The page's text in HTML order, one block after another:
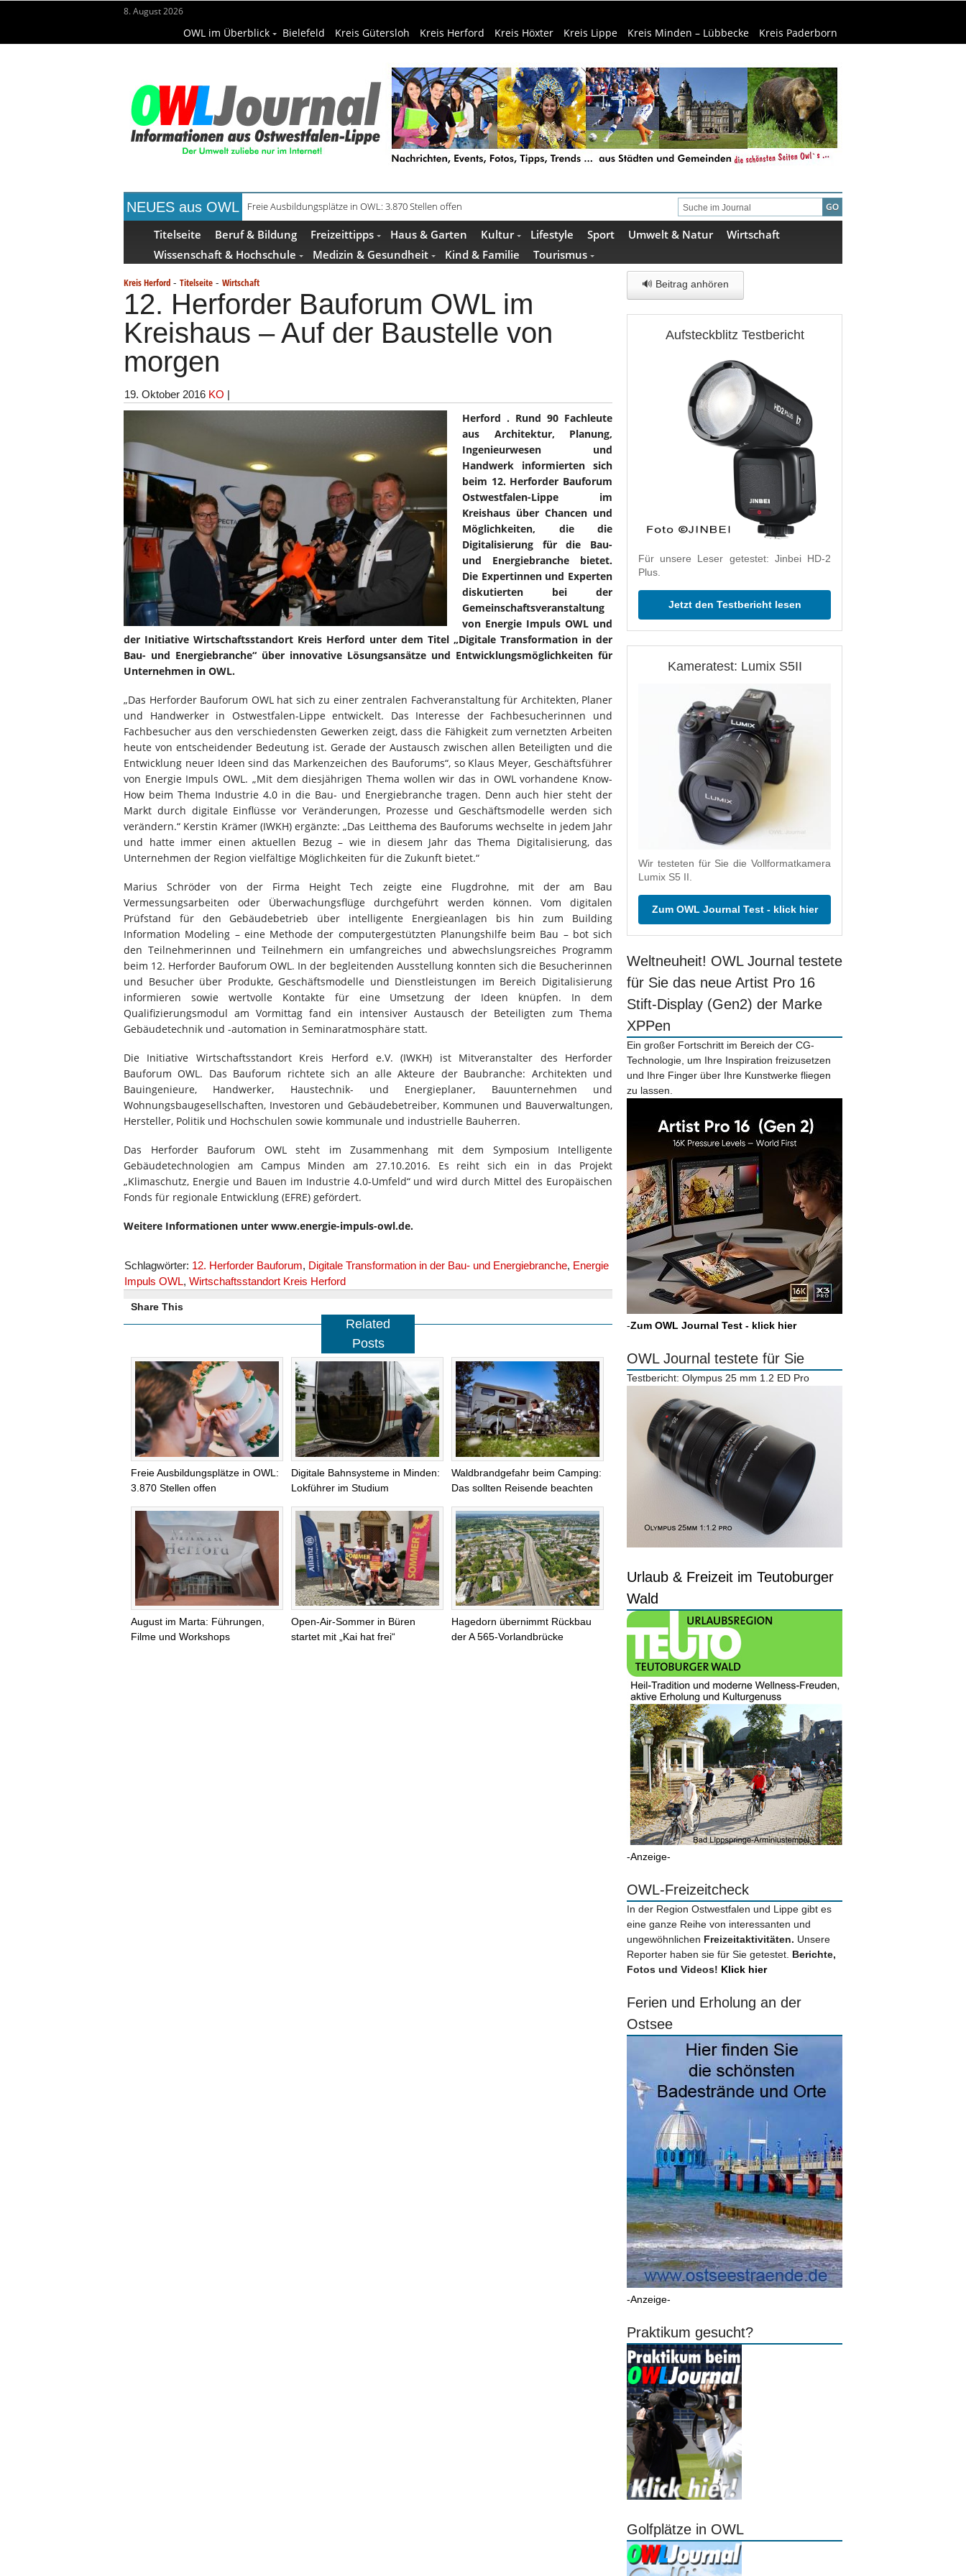
8. August 2026
OWL im Überblick Bielefeld Kreis Gütersloh Kreis Herford Kreis Höxter Kreis Lippe Kreis Minden – Lübbecke Kreis Paderborn
NEUES aus OWL Recyclingpapier in Küche und Bad schont Ressourcen
Titelseite Beruf & Bildung Freizeittipps Haus & Garten Kultur Lifestyle Sport Umwelt & Natur
Wirtschaft
Wissenschaft & Hochschule
Medizin & Gesundheit Kind & Familie Tourismus
Kreis Herford - Titelseite - Wirtschaft
12. Herforder Bauforum OWL im
Kreishaus – Auf der Baustelle von
morgen
19. Oktober 2016 KO |
Herford . Rund 90 Fachleute
aus Architektur, Planung,
Ingenieurwesen und
Handwerk informierten sich
beim 12. Herforder Bauforum
Ostwestfalen-Lippe im
Kreishaus über Chancen und
Möglichkeiten, die die
Digitalisierung für die Bau-
und Energiebranche bietet.
Die Expertinnen und Experten
diskutierten bei der
Gemeinschaftsveranstaltung
von Energie Impuls OWL und
der Initiative Wirtschaftsstandort Kreis Herford unter dem Titel „Digitale Transformation in der
Bau- und Energiebranche“ über innovative Lösungsansätze und Entwicklungsmöglichkeiten für
Unternehmen in OWL.
„Das Herforder Bauforum OWL hat sich zu einer zentralen Fachveranstaltung für Architekten, Planer
und Handwerker in Ostwestfalen-Lippe entwickelt. Das Interesse der Fachbesucherinnen und
Fachbesucher aus den verschiedensten Gewerken zeigt, dass die Fähigkeit zum vernetzten Arbeiten
heute von entscheidender Bedeutung ist. Gerade der Austausch zwischen allen Beteiligten und die
Entwicklung neuer Ideen sind das Markenzeichen des Bauforums“, so Klaus Meyer, Geschäftsführer
von Energie Impuls OWL. „Mit dem diesjährigen Thema wollen wir das in OWL vorhandene Know-
How beim Thema Industrie 4.0 in die Bau- und Energiebranche tragen. Denn auch hier steht der
Markt durch digitale Einflüsse vor Veränderungen, Prozesse und Geschäftsmodelle werden sich
verändern.“ Kerstin Krämer (IWKH) ergänzte: „Das Leitthema des Bauforums wechselte in jedem Jahr
und hatte immer einen aktuellen Bezug – wie in diesem Jahr das Thema Digitalisierung, das
Unternehmen der Region vielfältige Möglichkeiten für die Zukunft bietet.“
Marius Schröder von der Firma Height Tech zeigte eine Flugdrohne, mit der am Bau
Vermessungsarbeiten oder Überwachungsflüge durchgeführt werden können. Vom digitalen
Prüfstand für den Gebäudebetrieb über intelligente Energieanlagen bis hin zum Building
Information Modeling – eine Methode der computergestützten Planungshilfe beim Bau – bot sich
den Teilnehmerinnen und Teilnehmern ein umfangreiches und abwechslungsreiches Programm
beim 12. Herforder Bauforum OWL. In der begleitenden Ausstellung konnten sich die Besucherinnen
und Besucher über Produkte, Geschäftsmodelle und Dienstleistungen im Bereich Digitalisierung
informieren sowie wertvolle Kontakte für eine Umsetzung der Ideen knüpfen. In dem
Qualifizierungsmodul am Vormittag fand ein intensiver Austausch der Beteiligten zum Thema
Gebäudetechnik und -automation in Seminaratmosphäre statt.
Die Initiative Wirtschaftsstandort Kreis Herford e.V. (IWKH) ist Mitveranstalter des Herforder
Bauforum OWL. Das Bauforum richtete sich an alle Akteure der Baubranche: Architekten und
Bauingenieure, Handwerker, Haustechnik- und Energieplaner, Bauunternehmen und
Wohnungsbaugesellschaften, Investoren und Gebäudebetreiber, Kommunen und Bauverwaltungen,
Hersteller, Politik und Hochschulen sowie kommunale und industrielle Bauherren.
Das Herforder Bauforum OWL steht im Zusammenhang mit dem Symposium Intelligente
Gebäudetechnologien am Campus Minden am 27.10.2016. Es reiht sich ein in das Projekt
„Klimaschutz, Energie und Bauen im Industrie 4.0-Umfeld“ und wird durch Mittel des Europäischen
Fonds für regionale Entwicklung (EFRE) gefördert.
Weitere Informationen unter www.energie-impuls-owl.de.
Schlagwörter: 12. Herforder Bauforum, Digitale Transformation in der Bau- und Energiebranche, Energie
Impuls OWL, Wirtschaftsstandort Kreis Herford
Share This
Related
Posts
Freie Ausbildungsplätze in OWL:
3.870 Stellen offen
Digitale Bahnsysteme in Minden:
Lokführer im Studium
Waldbrandgefahr beim Camping:
Das sollten Reisende beachten
August im Marta: Führungen,
Filme und Workshops
Open-Air-Sommer in Büren
startet mit „Kai hat frei“
Hagedorn übernimmt Rückbau
der A 565-Vorlandbrücke
🔊 Beitrag anhören
Aufsteckblitz Testbericht
Für unsere Leser getestet: Jinbei HD-2
Plus.
Jetzt den Testbericht lesen
Kameratest: Lumix S5II
Wir testeten für Sie die Vollformatkamera
Lumix S5 II.
Zum OWL Journal Test - klick hier
Weltneuheit! OWL Journal testete
für Sie das neue Artist Pro 16
Stift-Display (Gen2) der Marke
XPPen
Ein großer Fortschritt im Bereich der CG-
Technologie, um Ihre Inspiration freizusetzen
und Ihre Finger über Ihre Kunstwerke fliegen
zu lassen.
-Zum OWL Journal Test - klick hier
OWL Journal testete für Sie
Testbericht: Olympus 25 mm 1.2 ED Pro
Urlaub & Freizeit im Teutoburger
Wald
-Anzeige-
OWL-Freizeitcheck
In der Region Ostwestfalen und Lippe gibt es
eine ganze Reihe von interessanten und
ungewöhnlichen Freizeitaktivitäten. Unsere
Reporter haben sie für Sie getestet. Berichte,
Fotos und Videos! Klick hier
Ferien und Erholung an der
Ostsee
-Anzeige-
Praktikum gesucht?
Golfplätze in OWL